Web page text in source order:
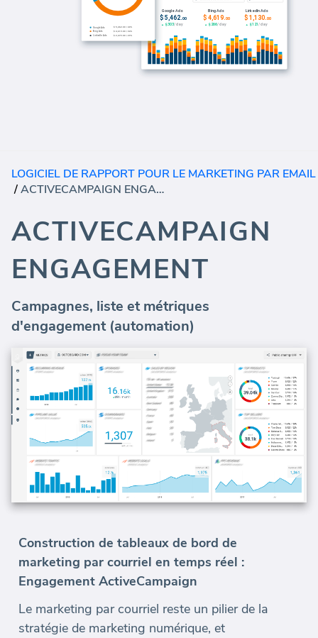
LOGICIEL DE RAPPORT POUR LE MARKETING PAR EMAIL
/
ACTIVECAMPAIGN ENGAGEMENT
ACTIVECAMPAIGN
ENGAGEMENT
Campagnes, liste et métriques
d'engagement (automation)
Construction de tableaux de bord de
marketing par courriel en temps réel :
Engagement ActiveCampaign
Le marketing par courriel reste un pilier de la
stratégie de marketing numérique, et